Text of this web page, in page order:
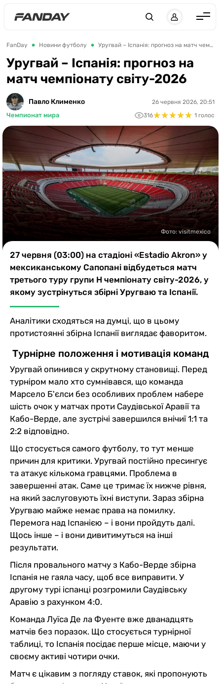
Англія
Іспанія
Німеччина
Франція
Україна
ЛЧ
ЛЕ
ЧЕ-2028
Букмекери
Казино
FanDay Новини футболу Уругвай – Іспанія: прогноз на матч чемпіонату світу-2026
Уругвай – Іспанія: прогноз на
матч чемпіонату світу-2026
Павло Клименко
Чемпионат мира
26 червня 2026, 20:51
316★★★★★
★★★★★ 1 голос
Фото: visitmexico
27 червня (03:00) на стадіоні «Estadio Akron» у
мексиканському Сапопані відбудеться матч
третього туру групи Н чемпіонату світу-2026, у
якому зустрінуться збірні Уругваю та Іспанії.
Аналітики сходяться на думці, що в цьому
протистоянні збірна Іспанії виглядає фаворитом.
Турнірне положення і мотивація команд
Уругвай опинився у скрутному становищі. Перед
турніром мало хто сумнівався, що команда
Марсело Б'єлси без особливих проблем набере
шість очок у матчах проти Саудівської Аравії та
Кабо-Верде, але зустрічі завершился внічиї 1:1 та
2:2 відповідно.
Що стосується самого футболу, то тут менше
причин для критики. Уругвай постійно пресингує
та атакує кількома гравцями. Проблема в
завершенні атак. Саме це тримає їх нижче рівня,
на який заслуговують їхні виступи. Зараз збірна
Уругваю майже немає права на помилку.
Перемога над Іспанією – і вони пройдуть далі.
Щось інше – і вони дивитимуться на інші
результати.
Після провального матчу з Кабо-Верде збірна
Іспанія не гаяла часу, щоб все виправити. У
другому турі іспанці розгромили Саудівську
Аравію з рахунком 4:0.
Команда Луїса Де ла Фуенте вже дванадцять
матчів без поразок. Що стосується турнірної
таблиці, то Іспанія посідає перше місце, маючи у
своєму активі чотири очки.
Матч є цікавим з погляду ставок, які пропонують